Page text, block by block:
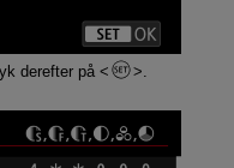
derefter på